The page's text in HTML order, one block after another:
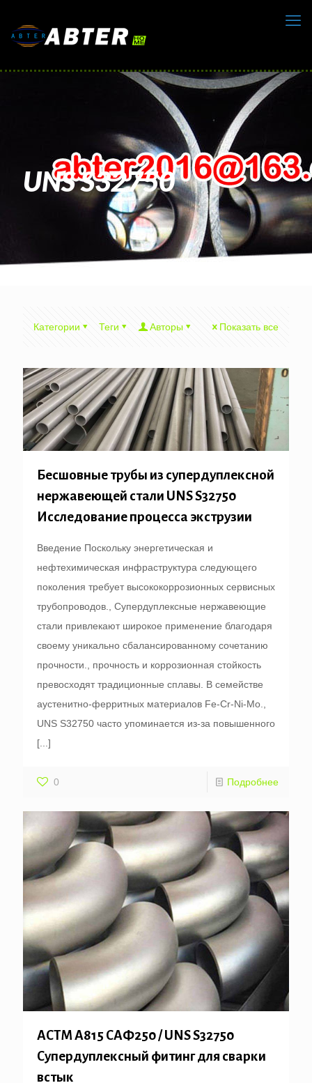
UNS S32750
Категории Теги Авторы Показать все
Бесшовные трубы из супердуплексной
нержавеющей стали UNS S32750
Исследование процесса экструзии
Введение Поскольку энергетическая и
нефтехимическая инфраструктура следующего
поколения требует высококоррозионных сервисных
трубопроводов., Супердуплексные нержавеющие
стали привлекают широкое применение благодаря
своему уникально сбалансированному сочетанию
прочности., прочность и коррозионная стойкость
превосходят традиционные сплавы. В семействе
аустенитно-ферритных материалов Fe-Cr-Ni-Mo.,
UNS S32750 часто упоминается из-за повышенного
[...]
0 Подробнее
АСТМ А815 САФ250 / UNS S32750
Супердуплексный фитинг для сварки
встык